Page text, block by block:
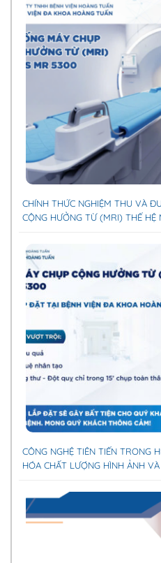
CHÍNH THỨC NGHIỆM THU VÀ
CỘNG HƯỞNG TỪ (MRI) THẾ HỆ
CÔNG NGHỆ TIÊN TIẾN TRONG
HÓA CHẤT LƯỢNG HÌNH ẢNH